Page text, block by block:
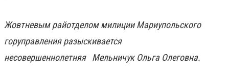
Жовтневым райотделом милиции Мариупольского
горуправления разыскивается
несовершеннолетняя Мельничук Ольга Олеговна.